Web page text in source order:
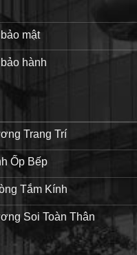
mật
hành
Trang Trí
Ốp Bếp
Tắm Kính
Soi Toàn Thân